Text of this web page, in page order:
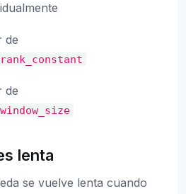
de
de
lenta
se vuelve lenta cuando